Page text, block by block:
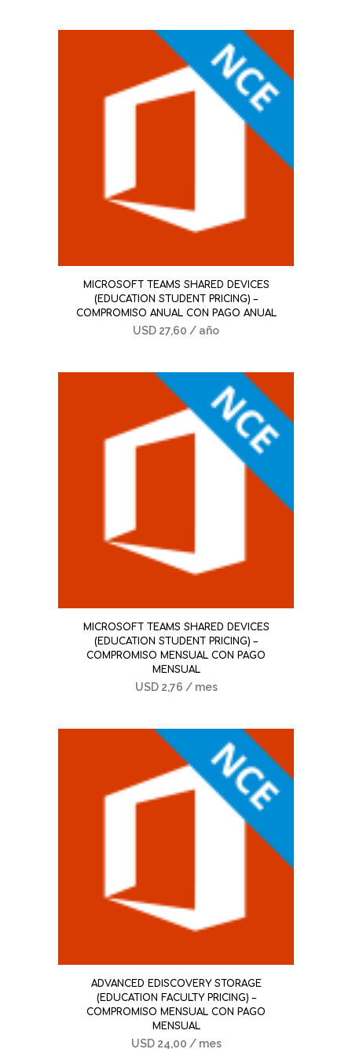
MICROSOFT TEAMS SHARED DEVICES
(EDUCATION STUDENT PRICING) –
COMPROMISO ANUAL CON PAGO ANUAL
USD 27,60 / año
MICROSOFT TEAMS SHARED DEVICES
(EDUCATION STUDENT PRICING) –
COMPROMISO MENSUAL CON PAGO
MENSUAL
USD 2,76 / mes
ADVANCED EDISCOVERY STORAGE
(EDUCATION FACULTY PRICING) –
COMPROMISO MENSUAL CON PAGO
MENSUAL
USD 24,00 / mes